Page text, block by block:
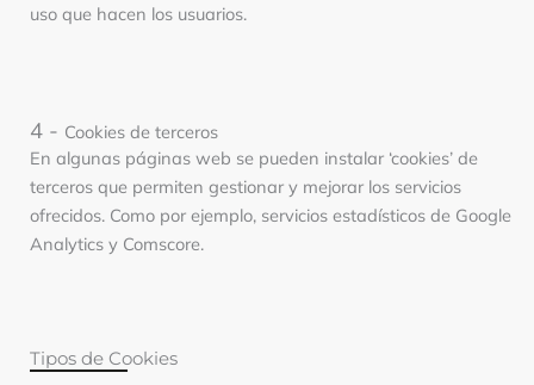
uso que hacen los usuarios.
4 - Cookies de terceros
En algunas páginas web se pueden instalar ‘cookies’ de
terceros que permiten gestionar y mejorar los servicios
ofrecidos. Como por ejemplo, servicios estadísticos de Google
Analytics y Comscore.
Tipos de Cookies